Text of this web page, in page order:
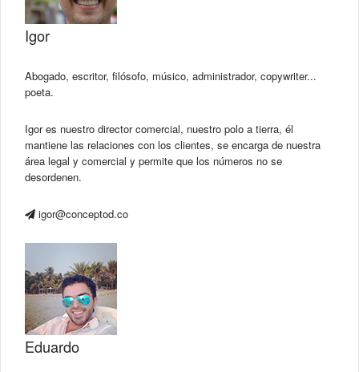
Igor
Abogado, escritor, filósofo, músico, administrador, copywriter...
poeta.
Igor es nuestro director comercial, nuestro polo a tierra, él
mantiene las relaciones con los clientes, se encarga de nuestra
área legal y comercial y permite que los números no se
desordenen.
igor@conceptod.co
Eduardo